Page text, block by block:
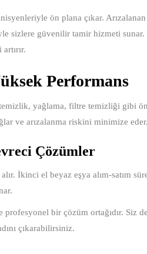
ön plana çıkar.
sizlere güvenilir tamir hizmeti sunar.
Performans
temizlik, yağlama, filtre temizliği gibi
ve arızalanma riskini minimize eder.
Çözümler
İkinci el beyaz eşya alım-satım
profesyonel bir çözüm ortağıdır. Siz
çıkarabilirsiniz.